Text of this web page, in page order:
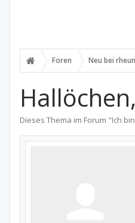
Foren Neu bei
Dieses Thema im Forum "Ich